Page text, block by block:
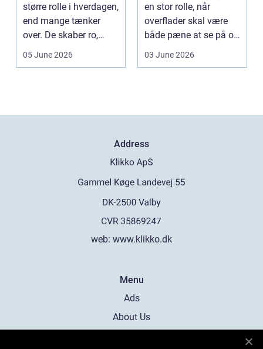
større rolle i hverdagen,
end mange tænker
over. De skaber ro,
glæde og nærvær, ...
05 June 2026
en stor rolle, når
overflader skal være
både pæne at se på og
stærke nok ti...
03 June 2026
Address
web: www.klikko.dk
Menu
Ads
About Us